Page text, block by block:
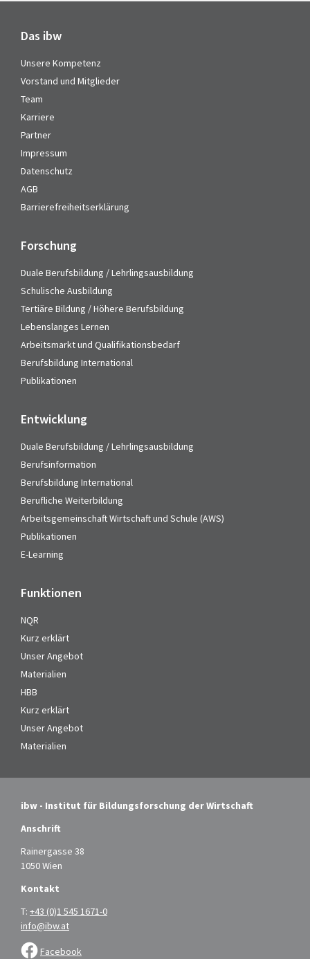
Das ibw
Unsere Kompetenz
Vorstand und Mitglieder
Team
Karriere
Partner
Impressum
Datenschutz
AGB
Barrierefreiheitserklärung
Forschung
Duale Berufsbildung / Lehrlingsausbildung
Schulische Ausbildung
Tertiäre Bildung / Höhere Berufsbildung
Lebenslanges Lernen
Arbeitsmarkt und Qualifikationsbedarf
Berufsbildung International
Publikationen
Entwicklung
Duale Berufsbildung / Lehrlingsausbildung
Berufsinformation
Berufsbildung International
Berufliche Weiterbildung
Arbeitsgemeinschaft Wirtschaft und Schule (AWS)
Publikationen
E-Learning
Funktionen
NQR
Kurz erklärt
Unser Angebot
Materialien
HBB
Kurz erklärt
Unser Angebot
Materialien
ibw - Institut für Bildungsforschung der Wirtschaft
Anschrift
Rainergasse 38
1050 Wien
Kontakt
T: +43 (0)1 545 1671-0
info@ibw.at
Facebook